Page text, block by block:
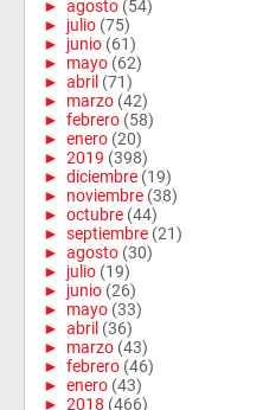
► agosto (54)
► julio (75)
► junio (61)
► mayo (62)
► abril (71)
► marzo (42)
► febrero (58)
► enero (20)
► 2019 (398)
► diciembre (19)
► noviembre (38)
► octubre (44)
► septiembre (21)
► agosto (30)
► julio (19)
► junio (26)
► mayo (33)
► abril (36)
► marzo (43)
► febrero (46)
► enero (43)
► 2018 (466)